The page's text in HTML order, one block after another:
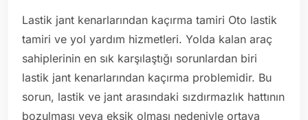
Lastik jant kenarlarından kaçırma tamiri Oto lastik
tamiri ve yol yardım hizmetleri. Yolda kalan araç
sahiplerinin en sık karşılaştığı sorunlardan biri
lastik jant kenarlarından kaçırma problemidir. Bu
sorun, lastik ve jant arasındaki sızdırmazlık hattının
bozulması veya eksik olması nedeniyle ortaya